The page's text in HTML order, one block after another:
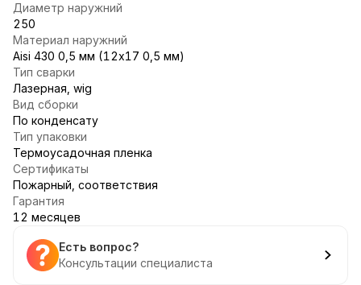
Диаметр наружний
250
Материал наружний
Aisi 430 0,5 мм (12х17 0,5 мм)
Тип сварки
Лазерная, wig
Вид сборки
По конденсату
Тип упаковки
Термоусадочная пленка
Сертификаты
Пожарный, соответствия
Гарантия
12 месяцев
Есть вопрос?
Консультации специалиста